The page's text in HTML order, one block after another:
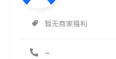
暂无商家福利
-